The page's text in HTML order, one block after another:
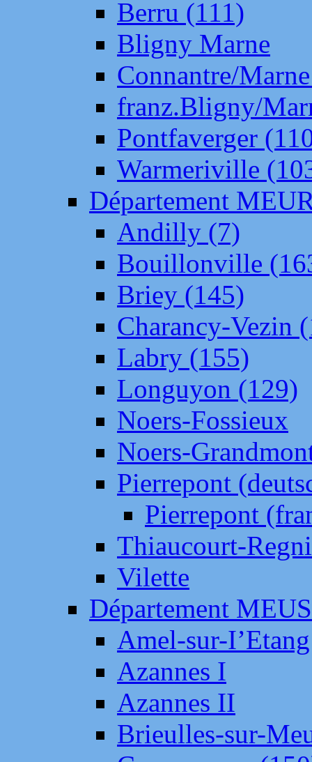
Berru (111)
Bligny Marne
Connantre/
franz.Bligny/
Pontfaverger
Warmeriville
Département
Andilly (7)
Bouillonville
Briey (145)
Charancy-Vezin
Labry (155)
Longuyon (129)
Noers-Fossieux
Noers-
Pierrepont
Pierrepont
Thiaucourt-
Vilette
Département
Amel-sur-
Azannes I
Azannes II
Brieulles-sur-